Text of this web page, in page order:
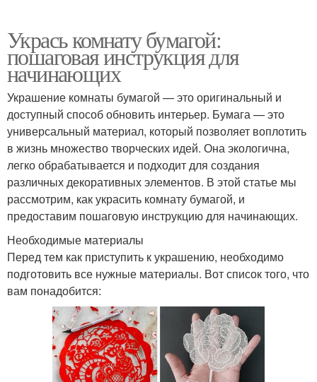
Укрась комнату бумагой:
пошаговая инструкция для
начинающих
Украшение комнаты бумагой — это оригинальный и
доступный способ обновить интерьер. Бумага — это
универсальный материал, который позволяет воплотить
в жизнь множество творческих идей. Она экологична,
легко обрабатывается и подходит для создания
различных декоративных элементов. В этой статье мы
рассмотрим, как украсить комнату бумагой, и
предоставим пошаговую инструкцию для начинающих.
Необходимые материалы
Перед тем как приступить к украшению, необходимо
подготовить все нужные материалы. Вот список того, что
вам понадобится: